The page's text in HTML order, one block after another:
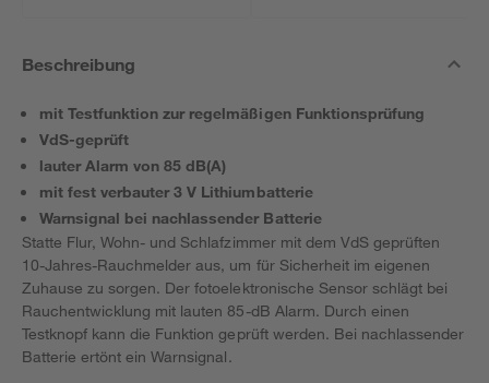
Beschreibung
mit Testfunktion zur regelmäßigen Funktionsprüfung
VdS-geprüft
lauter Alarm von 85 dB(A)
mit fest verbauter 3 V Lithiumbatterie
Warnsignal bei nachlassender Batterie
Statte Flur, Wohn- und Schlafzimmer mit dem VdS geprüften
10-Jahres-Rauchmelder aus, um für Sicherheit im eigenen
Zuhause zu sorgen. Der fotoelektronische Sensor schlägt bei
Rauchentwicklung mit lauten 85-dB Alarm. Durch einen
Testknopf kann die Funktion geprüft werden. Bei nachlassender
Batterie ertönt ein Warnsignal.